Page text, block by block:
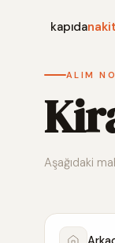
kapıdanakit
ALIM
Aşağıdaki